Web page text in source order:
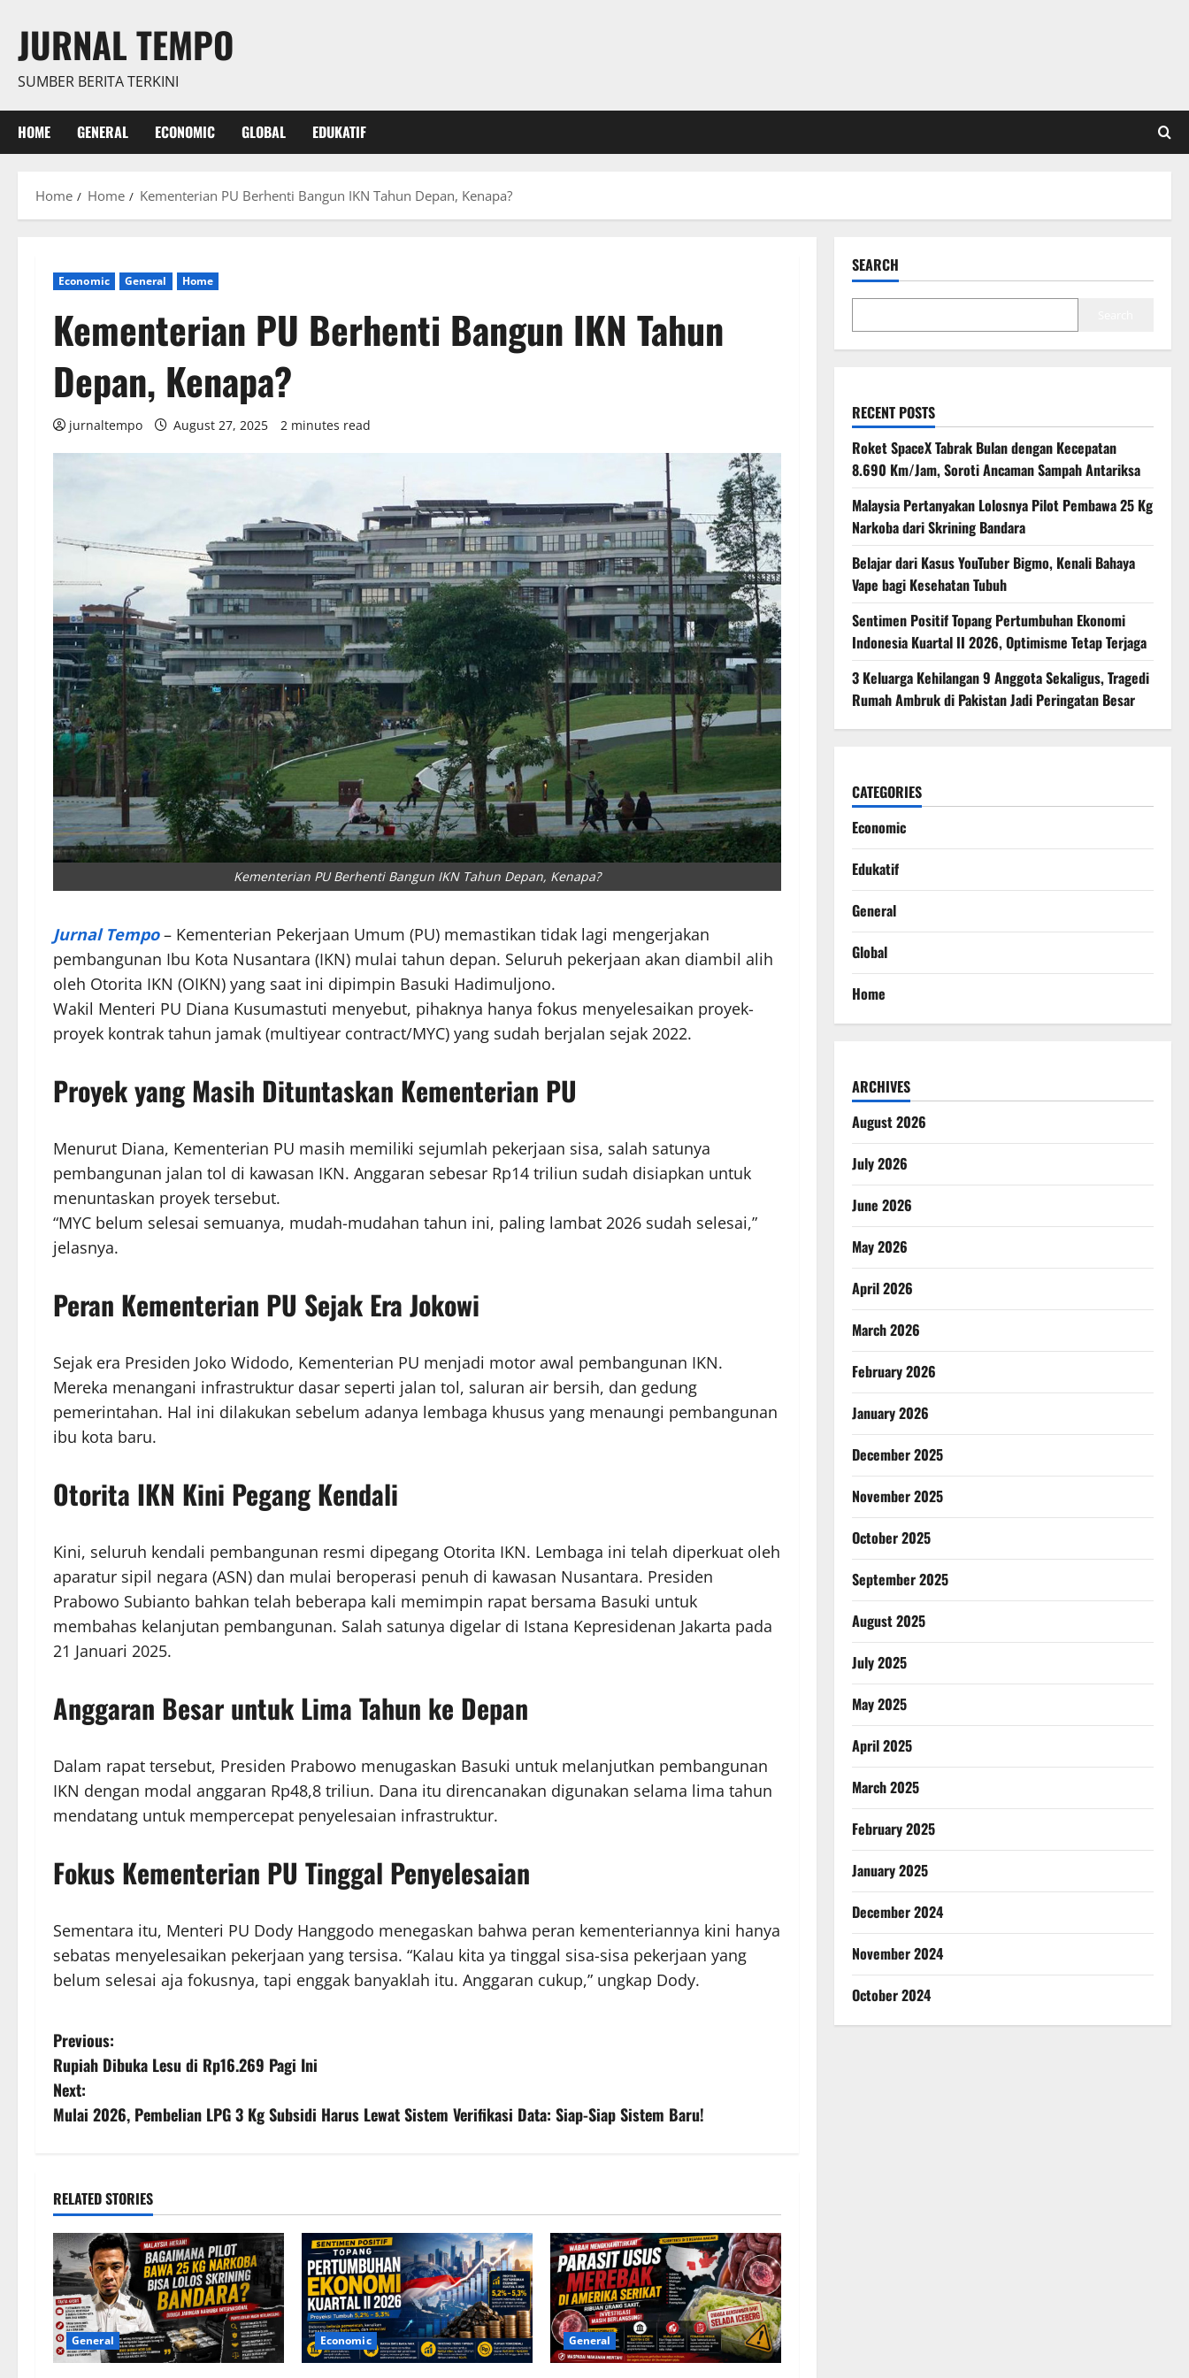
content
JURNAL TEMPO
SUMBER BERITA TERKINI
HOME GENERAL ECONOMIC GLOBAL EDUKATIF
Home Home Kementerian PU Berhenti Bangun IKN Tahun Depan, Kenapa?
Economic General Home
Kementerian PU Berhenti Bangun IKN Tahun
Depan, Kenapa?
jurnaltempo August 27, 2025 2 minutes read
Kementerian PU Berhenti Bangun IKN Tahun Depan, Kenapa?
Jurnal Tempo– Kementerian Pekerjaan Umum (PU) memastikan tidak lagi mengerjakan
pembangunan Ibu Kota Nusantara (IKN) mulai tahun depan. Seluruh pekerjaan akan diambil alih
oleh Otorita IKN (OIKN) yang saat ini dipimpin Basuki Hadimuljono.
Wakil Menteri PU Diana Kusumastuti menyebut, pihaknya hanya fokus menyelesaikan proyek-
proyek kontrak tahun jamak (multiyear contract/MYC) yang sudah berjalan sejak 2022.
Proyek yang Masih Dituntaskan Kementerian PU
Menurut Diana, Kementerian PU masih memiliki sejumlah pekerjaan sisa, salah satunya
pembangunan jalan tol di kawasan IKN. Anggaran sebesar Rp14 triliun sudah disiapkan untuk
menuntaskan proyek tersebut.
“MYC belum selesai semuanya, mudah-mudahan tahun ini, paling lambat 2026 sudah selesai,”
jelasnya.
Peran Kementerian PU Sejak Era Jokowi
Sejak era Presiden Joko Widodo, Kementerian PU menjadi motor awal pembangunan IKN.
Mereka menangani infrastruktur dasar seperti jalan tol, saluran air bersih, dan gedung
pemerintahan. Hal ini dilakukan sebelum adanya lembaga khusus yang menaungi pembangunan
ibu kota baru.
Otorita IKN Kini Pegang Kendali
Kini, seluruh kendali pembangunan resmi dipegang Otorita IKN. Lembaga ini telah diperkuat oleh
aparatur sipil negara (ASN) dan mulai beroperasi penuh di kawasan Nusantara. Presiden
Prabowo Subianto bahkan telah beberapa kali memimpin rapat bersama Basuki untuk
membahas kelanjutan pembangunan. Salah satunya digelar di Istana Kepresidenan Jakarta pada
21 Januari 2025.
Anggaran Besar untuk Lima Tahun ke Depan
Dalam rapat tersebut, Presiden Prabowo menugaskan Basuki untuk melanjutkan pembangunan
IKN dengan modal anggaran Rp48,8 triliun. Dana itu direncanakan digunakan selama lima tahun
mendatang untuk mempercepat penyelesaian infrastruktur.
Fokus Kementerian PU Tinggal Penyelesaian
Sementara itu, Menteri PU Dody Hanggodo menegaskan bahwa peran kementeriannya kini hanya
sebatas menyelesaikan pekerjaan yang tersisa. “Kalau kita ya tinggal sisa-sisa pekerjaan yang
belum selesai aja fokusnya, tapi enggak banyaklah itu. Anggaran cukup,” ungkap Dody.
P
o
s
n
a
v
i
g
Previous:
Rupiah Dibuka Lesu di Rp16.269 Pagi Ini
Next:
Mulai 2026, Pembelian LPG 3 Kg Subsidi Harus Lewat Sistem Verifikasi Data: Siap-Siap Sistem Baru!
RELATED STORIES
General Economic General
SEARCH
RECENT POSTS
Roket SpaceX Tabrak Bulan dengan Kecepatan
8.690 Km/Jam, Soroti Ancaman Sampah Antariksa
Malaysia Pertanyakan Lolosnya Pilot Pembawa 25 Kg
Narkoba dari Skrining Bandara
Belajar dari Kasus YouTuber Bigmo, Kenali Bahaya
Vape bagi Kesehatan Tubuh
Sentimen Positif Topang Pertumbuhan Ekonomi
Indonesia Kuartal II 2026, Optimisme Tetap Terjaga
3 Keluarga Kehilangan 9 Anggota Sekaligus, Tragedi
Rumah Ambruk di Pakistan Jadi Peringatan Besar
CATEGORIES
Economic
Edukatif
General
Global
Home
ARCHIVES
August 2026
July 2026
June 2026
May 2026
April 2026
March 2026
February 2026
January 2026
December 2025
November 2025
October 2025
September 2025
August 2025
July 2025
May 2025
April 2025
March 2025
February 2025
January 2025
December 2024
November 2024
October 2024